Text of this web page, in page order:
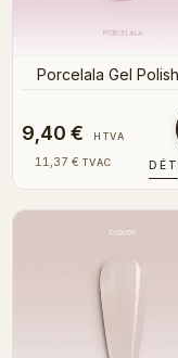
Porcelala Gel
9,40 € HTVA
11,37 € TVAC